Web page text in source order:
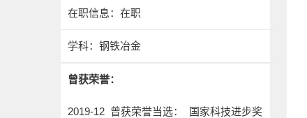
在职信息：在职
学科：钢铁冶金
曾获荣誉：
2019-12 曾获荣誉当选： 国家科技进步奖